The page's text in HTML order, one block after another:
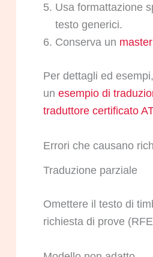
Usa formattazione
testo generici.
Conserva un
Per dettagli ed
un esempio di
traduttore certificato
Errori che causano
Traduzione parziale
Omettere il testo di
richiesta di prove